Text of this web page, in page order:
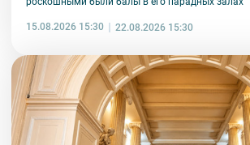
9. На ряд экскурсий туроператор
оборудования во время проведения
оборудования экскурсант обязан возместить
комплекта в размере 5500 руб. 00 коп.
Внимание! В составе экскурсионного
изменения, так как некоторые интерьеры
недоступны по решению руководства объекта.
15.08.2026 15:30 22.08.2026 15:30